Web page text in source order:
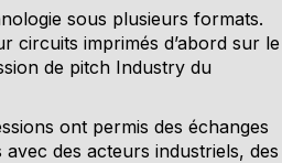
sous plusieurs formats.
circuits imprimés d’abord sur le
de pitch Industry du
ont permis des échanges
avec des acteurs industriels, des